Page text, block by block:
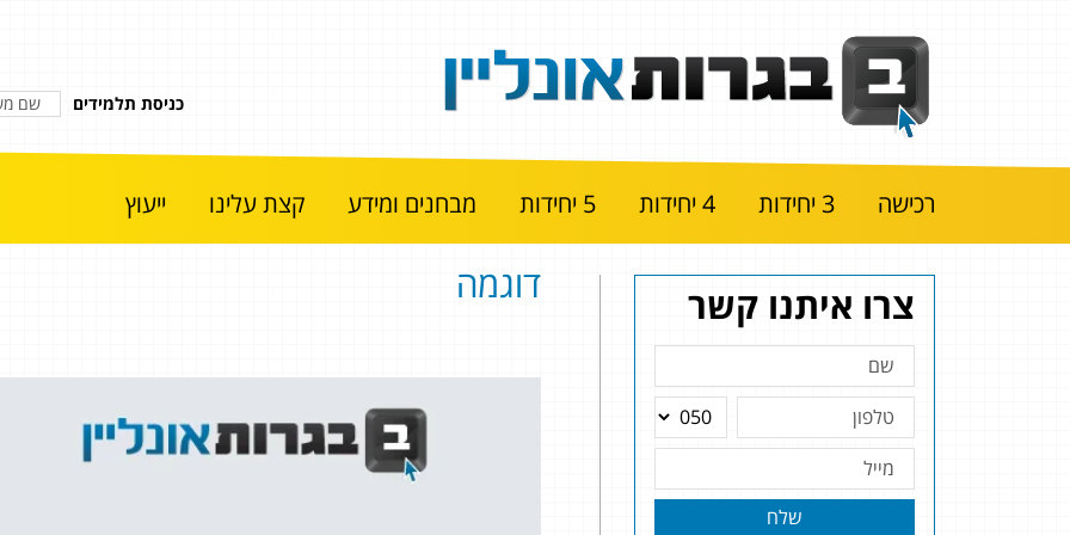
כניסת תלמידים
רכישה 3 יחידות 4 יחידות 5 יחידות מבחנים ומידע קצת עלינו ייעוץ
צרו איתנו קשר
שלח
דוגמה